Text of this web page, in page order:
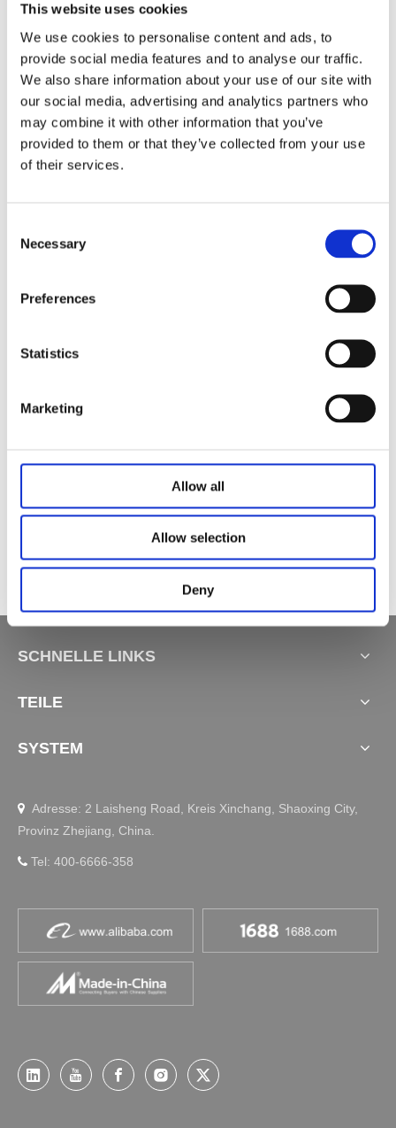
This website uses cookies
We use cookies to personalise content and ads, to
provide social media features and to analyse our traffic.
We also share information about your use of our site with
our social media, advertising and analytics partners who
may combine it with other information that you’ve
provided to them or that they’ve collected from your use
of their services.
Selection
Necessary
Preferences
Statistics
Marketing
Allow all
Allow selection
Deny
Technische Spezifikationen
Funktion und Merkmale:
Stellantrieb mit geräuschlosem Antrieb
Kabelgebundene Fernbedienung
Kopf- und Fußverstellung
UPS-Versand möglich
SCHNELLE LINKS
TEILE
SYSTEM
 Adresse: 2 Laisheng Road, Kreis Xinchang, Shaoxing City,
Provinz Zhejiang, China.
 Tel: 400-6666-358